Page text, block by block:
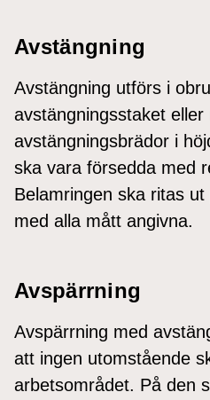
Avstängning
Avstängning utförs i
avstängningsstaket eller
avstängningsbrädor i
ska vara försedda med
Belamringen ska ritas
med alla mått angivna.
Avspärrning
Avspärrning med
att ingen utomstående
arbetsområdet. På den